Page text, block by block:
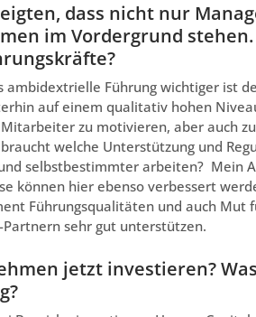
dass nicht nur
im Vordergrund stehen.
ambidextrielle Führung wichtiger ist
auf einem qualitativ hohen
zu motivieren, aber auch
welche Unterstützung und
selbstbestimmter arbeiten? Mein
können hier ebenso verbessert
Führungsqualitäten und auch Mut
sehr gut unterstützen.
jetzt investieren?